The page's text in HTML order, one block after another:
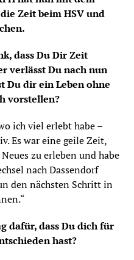
Zeit beim HSV und
dass Du Dir Zeit
verlässt Du nach nun
Du dir ein Leben ohne
vorstellen?
ich viel erlebt habe –
Es war eine geile Zeit,
zu erleben und habe
nach Dassendorf
den nächsten Schritt in
dafür, dass Du dich für
hast?